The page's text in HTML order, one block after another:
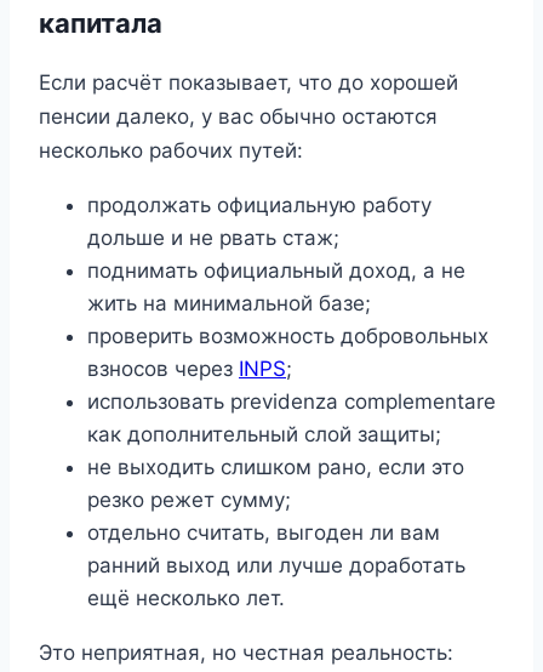
капитала
Если расчёт показывает, что до хорошей
пенсии далеко, у вас обычно остаются
несколько рабочих путей:
продолжать официальную работу
дольше и не рвать стаж;
поднимать официальный доход, а не
жить на минимальной базе;
проверить возможность добровольных
взносов через INPS;
использовать previdenza complementare
как дополнительный слой защиты;
не выходить слишком рано, если это
резко режет сумму;
отдельно считать, выгоден ли вам
ранний выход или лучше доработать
ещё несколько лет.
Это неприятная, но честная реальность: